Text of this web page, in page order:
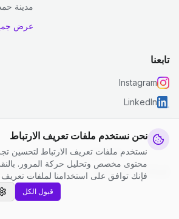
نحن نستخدم ملفات تعريف الارتباط
نستخدم ملفات تعريف الارتباط لتحسين
محتوى مخصص وتحليل حركة المرور.
فإنك توافق على استخدامنا لملفات تعريف
قبول الكل
مدينة
عرض
تابعنا
Instagram
LinkedIn
© 2026 جست كلين. جميع الحقوق محفوظة.
الشروط | إعدادات ملفات تعريف الارتباط